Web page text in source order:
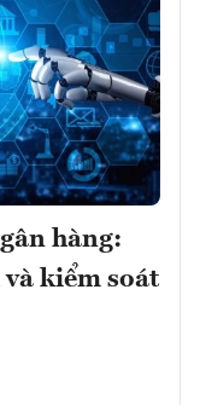
hàng:
kiểm soát